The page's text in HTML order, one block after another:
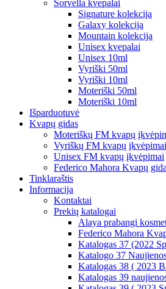
Sorvella kvepalai
Signature kolekcija
Galaxy kolekcija
Mountain kolekcija
Unisex kvepalai
Unisex 10ml
Vyriški 50ml
Vyriški 10ml
Moteriški 50ml
Moteriški 10ml
Išparduotuvė
Kvapų gidas
Moteriškų FM kvapų
Vyriškų FM kvapų įkvėpimai
Unisex FM kvapų įkvėpimai
Federico Mahora Kvapų
Tinklaraštis
Informacija
Kontaktai
Prekių katalogai
Alaya prabangi
Federico Mahora
Katalogas 37 (2022
Katalogo 37
Katalogas 38 ( 2023
Katalogas 39